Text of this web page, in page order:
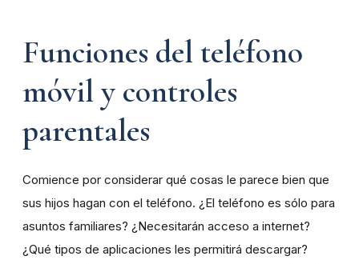
Funciones del teléfono
móvil y controles
parentales
Comience por considerar qué cosas le parece bien que
sus hijos hagan con el teléfono. ¿El teléfono es sólo para
asuntos familiares? ¿Necesitarán acceso a internet?
¿Qué tipos de aplicaciones les permitirá descargar?